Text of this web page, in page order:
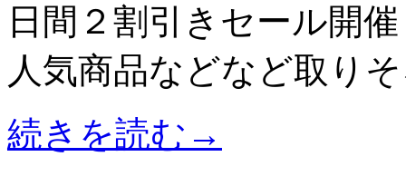
日間２割引きセール開
人気商品などなど取り
続きを読む→